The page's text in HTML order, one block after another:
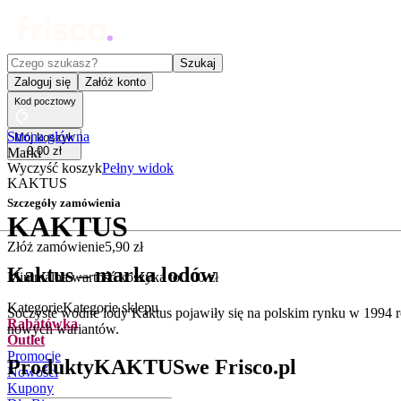
Czego szukasz?
Szukaj
Zaloguj się
Załóż konto
Kod pocztowy
Mój koszyk
0,00 zł
Wyczyść koszykPełny widok
Szczegóły zamówienia
Złóż zamówienie5,90 zł
Minimalna wartość koszyka to100 zł
KategorieKategorie sklepu
Rabatówka
Outlet
Promocje
Nowości
Kupony
Strona główna
Marki
KAKTUS
KAKTUS
Kaktus – marka lodów
Soczyste wodne lody Kaktus pojawiły się na polskim rynku w 1994
nowych wariantów.
ProduktyKAKTUSwe Frisco.pl